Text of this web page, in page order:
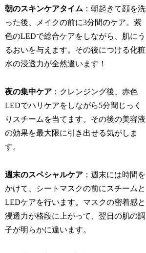
朝のスキンケアタイム ：朝起きて顔を洗
った後、メイクの前に3分間のケア。紫
色のLEDで総合ケアをしながら、肌にう
るおいを与えます。その後につける化粧
水の浸透力が全然違います！
夜の集中ケア ：クレンジング後、赤色
LEDでハリケアをしながら5分間じっく
りスチームを当てます。その後の美容液
の効果を最大限に引き出せる気がしま
す。
週末のスペシャルケア ：週末には時間を
かけて、シートマスクの前にスチームと
LEDケアを行います。マスクの密着感と
浸透力が格段に上がって、翌日の肌の調
子が明らかに違います。